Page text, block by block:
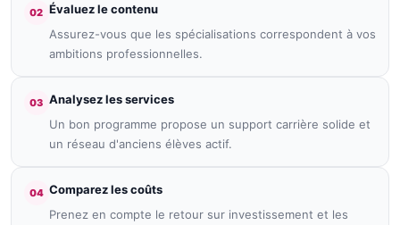
02 Évaluez le contenu
Assurez-vous que les spécialisations correspondent à vos
ambitions professionnelles.
03 Analysez les services
Un bon programme propose un support carrière solide et
un réseau d'anciens élèves actif.
04 Comparez les coûts
Prenez en compte le retour sur investissement et les